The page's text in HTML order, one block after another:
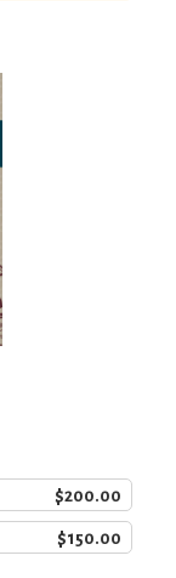
$200.00
$150.00